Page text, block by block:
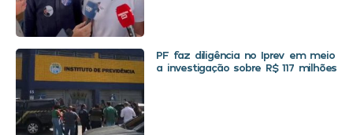
PF faz diligência no Iprev em meio
a investigação sobre R$ 117 milhões